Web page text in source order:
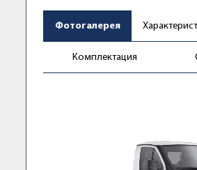
Фотогалерея
Комплектация